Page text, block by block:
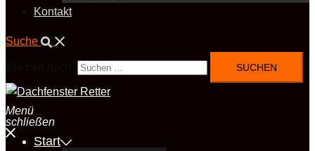
Kontakt
Suche
Menü
schließen
Start